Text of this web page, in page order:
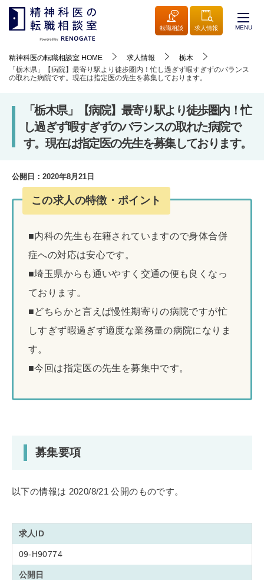
転職相談 求人情報 MENU
精神科医の転職相談室 HOME 求人情報
栃木
「栃木県」【病院】最寄り駅より徒歩圏内！忙し過ぎず暇すぎずのバランス
の取れた病院です。現在は指定医の先生を募集しております。
「栃木県」【病院】最寄り駅より徒歩圏内！忙
し過ぎず暇すぎずのバランスの取れた病院で
す。現在は指定医の先生を募集しております。
公開日： 2020年8月21日
この求人の特徴・ポイント
■内科の先生も在籍されていますので身体合併
症への対応は安心です。
■埼玉県からも通いやすく交通の便も良くなっ
ております。
■どちらかと言えば慢性期寄りの病院ですが忙
しすぎず暇過ぎず適度な業務量の病院になりま
す。
■今回は指定医の先生を募集中です。
募集要項
以下の情報は 2020/8/21 公開のものです。
求人ID
09-H90774
公開日